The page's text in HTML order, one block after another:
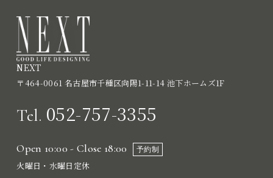
NEXT
〒464-0061 名古屋市千種区向陽1-11-14 池下ホームズ1F
Tel. 052-757-3355
Open 10:00 - Close 18:00 予約制
火曜日・水曜日定休